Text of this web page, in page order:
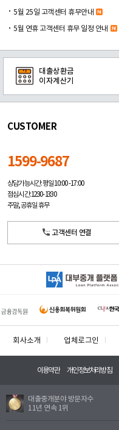
5월 25일 고객센터 휴무안내
5월 연휴 고객센터 휴무 일정 안내
대출상환금
이자계산기
CUSTOMER
1599-9687
상담가능시간: 평일10:00 -17:00
점심시간: 12:30 - 13:30
주말, 공휴일 휴무
고객센터 연결
회사소개 업체로그인
이용약관 개인정보처리방침
대출중개분야 방문자수
11년 연속 1위